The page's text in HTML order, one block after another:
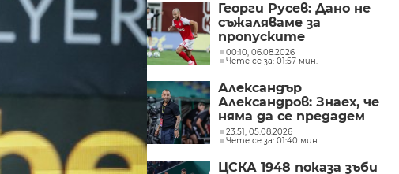
Георги Русев: Дано не
съжаляваме за
пропуските
00:10, 06.08.2026
Чете се за: 01:57 мин.
Александър
Александров: Знаех, че
няма да се предадем
23:51, 05.08.2026
Чете се за: 01:40 мин.
ЦСКА 1948 показа зъби